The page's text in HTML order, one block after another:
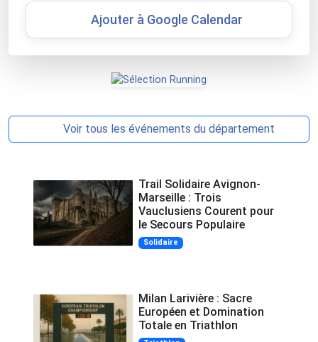
Ajouter à Google Calendar
Voir tous les événements du département
Trail Solidaire Avignon-
Marseille : Trois
Vauclusiens Courent pour
le Secours Populaire
Solidaire
Milan Larivière : Sacre
Européen et Domination
Totale en Triathlon